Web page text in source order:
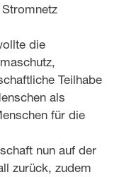
die
Teilhabe
als
für die
nun auf der
zurück, zudem